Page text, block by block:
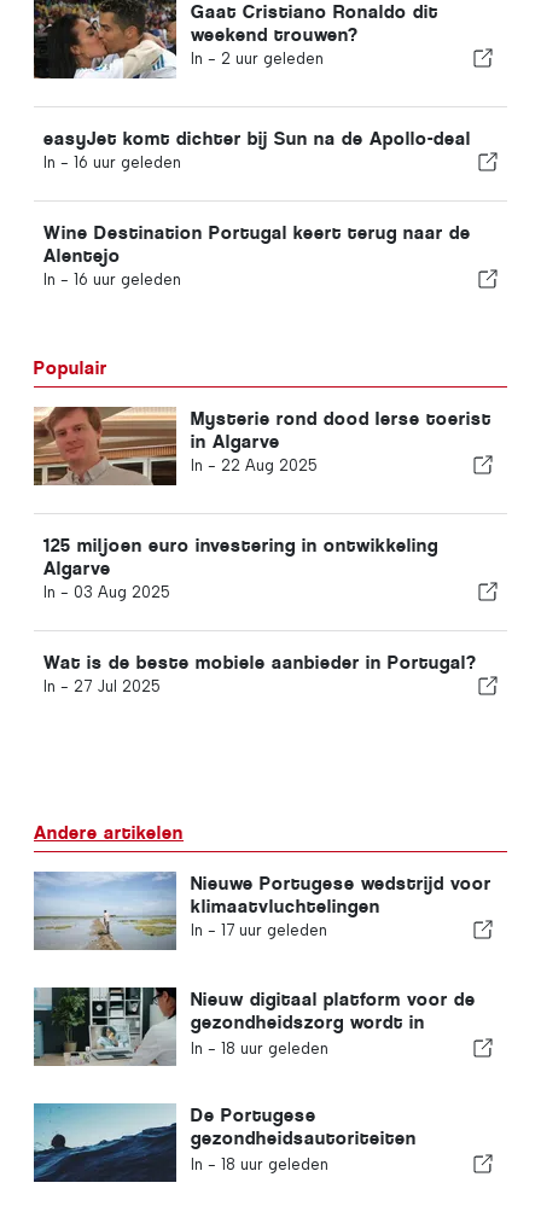
Gaat Cristiano Ronaldo dit
weekend trouwen?
In - 2 uur geleden
easyJet komt dichter bij Sun na de Apollo-deal
In - 16 uur geleden
Wine Destination Portugal keert terug naar de
Alentejo
In - 16 uur geleden
Populair
Mysterie rond dood Ierse toerist
in Algarve
In - 22 Aug 2025
125 miljoen euro investering in ontwikkeling
Algarve
In - 03 Aug 2025
Wat is de beste mobiele aanbieder in Portugal?
In - 27 Jul 2025
Andere artikelen
Nieuwe Portugese wedstrijd voor
klimaatvluchtelingen
In - 17 uur geleden
Nieuw digitaal platform voor de
gezondheidszorg wordt in
Portugal gelanceerd
In - 18 uur geleden
De Portugese
gezondheidsautoriteiten
waarschuwen voor de gevaren
In - 18 uur geleden